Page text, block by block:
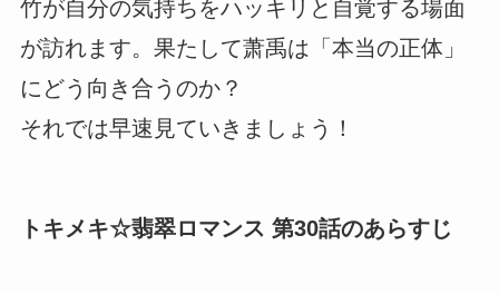
竹が自分の気持ちをハッキリと自覚する場面
が訪れます。果たして萧禹は「本当の正体」
にどう向き合うのか？
それでは早速見ていきましょう！
トキメキ☆翡翠ロマンス 第30話のあらすじ